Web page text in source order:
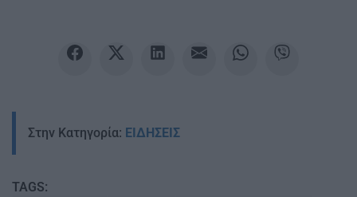
Στην Κατηγορία: ΕΙΔΗΣΕΙΣ
TAGS: